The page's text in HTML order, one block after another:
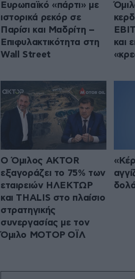
Ευρωπαϊκό «πάρτι» με
ιστορικά ρεκόρ σε
Παρίσι και Μαδρίτη –
Επιφυλακτικότητα στη
Wall Street
και
Ο Όμιλος AKTOR
εξαγοράζει το 75% των
εταιρειών ΗΛΕΚΤΩΡ
και THALIS στο πλαίσιο
στρατηγικής
συνεργασίας με τον
Όμιλο ΜΟΤΟΡ ΟΪΛ